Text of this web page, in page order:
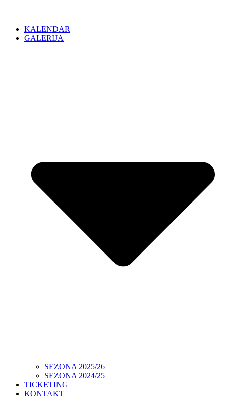
KALENDAR
GALERIJA
SEZONA 2025/26
SEZONA 2024/25
TICKETING
KONTAKT